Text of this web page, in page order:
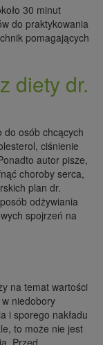
30 minut
do praktykowania
pomagających
diety dr.
do osób chcących
ciśnienie
autor pisze,
choroby serca,
plan dr.
odżywiania
spojrzeń na
na temat wartości
niedobory
i sporego nakładu
to może nie jest
Przed